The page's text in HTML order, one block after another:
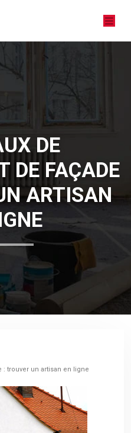
DE
DE FAÇADE
ARTISAN
: trouver un artisan en ligne